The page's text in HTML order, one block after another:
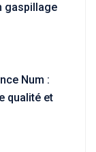
gaspillage
Num :
qualité et